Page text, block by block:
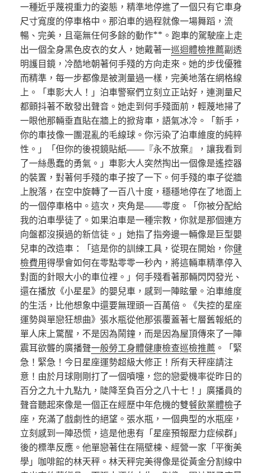
一種近乎蔑視重力的姿態，精準地停進了一個只有它車身
尺寸寬度的停車格中。那泊車的過程就像一場舞蹈，流
暢、完美，且毫無任何多餘的動作**。跑車的駕駛座上走
出一個全身黑色皮衣的女人，她戴著一巡迴體檢推薦副透
明護目鏡，冷酷地朝著何手殘的方向走來。她的步伐優雅
而精準，每一步都像是被測量過一樣，完美地落在網格線
上。「車影大人！」泊車警察們立刻立正站好，連測量尺
都顫抖著不敢發出聲音。她走到何手殘面前，輕蔑地掃了
一眼他那輛垂直貼在牆上的掀背車，語氣冰冷。「新手，
你的車技像一團混亂的毛線球。你污染了泊車維度的純粹
性。」「但你的後視鏡貼紙——『永不放棄』，讓我看到
了一絲愚蠢的勇氣。」車影大人突然掏出一個像是遙控器
的裝置，對著何手殘的車子按了一下。何手殘的車子從牆
上脫落，在空中旋轉了一百八十度，穩穩地停在了地面上
的一個停車格中。這次，夾角是——零度。「你被分配給
我的泊車學徒了。如果泊車是一種宗教，你就是那個連方
向盤都沒摸過的新信徒。」她指了指旁邊一輛像是巨型嬰
兒車的改造車：「這是你的訓練工具，從現在開始，你健
檢費用得學會如何在零點零零一秒內，將這輛車精準停入
對面的針眼大小的車位裡。」何手殘看著那輛閃閃發光、
還在播放《小星星》的嬰兒車，感到一陣眩暈。泊車維度
的生活，比他想象中還要無理頭一百萬倍。《失控的星座
運勢與單戀狂想曲》張水瓶從他那張覆蓋著七層舊報紙的
單人床上驚醒，不是因為鬧鐘，而是因為屋頂傳來了一陣
震耳欲聾的廣播聲一般勞工身體健康檢查巡檢推薦 。「緊
急！緊急！今日星座運勢超級大修正！所有天秤座請注
意！由於月球剛剛打了一個噴嚏，您的戀愛機率從昨日的
百分之九十九點九，陡降至負百分之八十七！」廣播員的
聲音聽起來像是一個正在經歷中年危機的雙餐飲業體檢子
座，充滿了戲劇性的絕望。張水瓶，一個典型的水瓶座，
立刻感到一陣恐慌，這是他患有「星座預報壓力症候群」
後的標準反應。他單戀著住在隔壁棟、經營一家「平衡美
學」咖啡館的林天秤。林天秤完美得像是從黃金分割線中